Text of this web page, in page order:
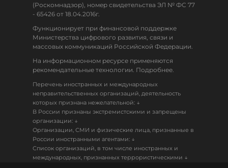
(Роскомнадзор), номер свидетельства ЭЛ № ФС 77
- 65426 от 18.04.2016г.
Функционирует при финансовой поддержке
Министерства цифрового развития, связи и
массовых коммуникаций Российской Федерации.
На информационном ресурсе применяются
рекомендательные технологии. Подробнее.
Перечень иностранных и международных
неправительственных организаций, деятельность
которых признана нежелательной: ↓
В России признаны экстремистскими и запрещены
организации: ↓
Организации, СМИ и физические лица, признанные в
России иностранными агентами: ↓
Список организаций, в том числе иностранных и
международных, признанных террористическими ↓